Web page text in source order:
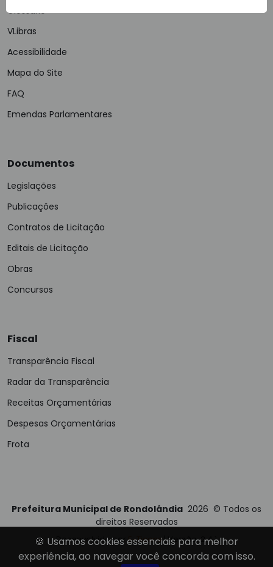
Glossário
VLibras
Acessibilidade
Mapa do Site
FAQ
Emendas Parlamentares
Documentos
Legislações
Publicações
Contratos de Licitação
Editais de Licitação
Obras
Concursos
Fiscal
Transparência Fiscal
Radar da Transparência
Receitas Orçamentárias
Despesas Orçamentárias
Frota
Prefeitura Municipal de Rondolândia 2026 © Todos os
direitos Reservados
Desenvolvido porE-Ticons| Versão: 2.4.1
🍪 Usamos cookies essenciais para melhor
experiência, ao navegar você concorda com isso.